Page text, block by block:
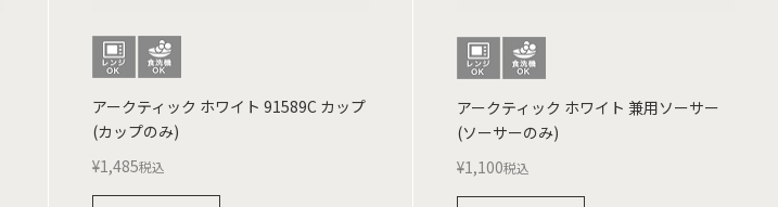
アークティック ホワイト 91589C カップ
(カップのみ)
¥1,485税込
アークティック ホワイト 兼用ソーサー
(ソーサーのみ)
¥1,100税込